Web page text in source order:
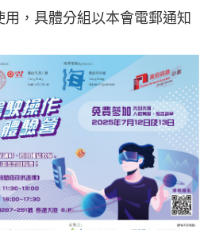
用，具體分組以本會電郵通知